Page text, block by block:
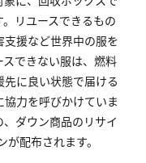
リユースできるもの
支援など世界中の服を
できない服は、燃料
に良い状態で届ける
力を呼びかけていま
ダウン商品のリサイ
配布されます。